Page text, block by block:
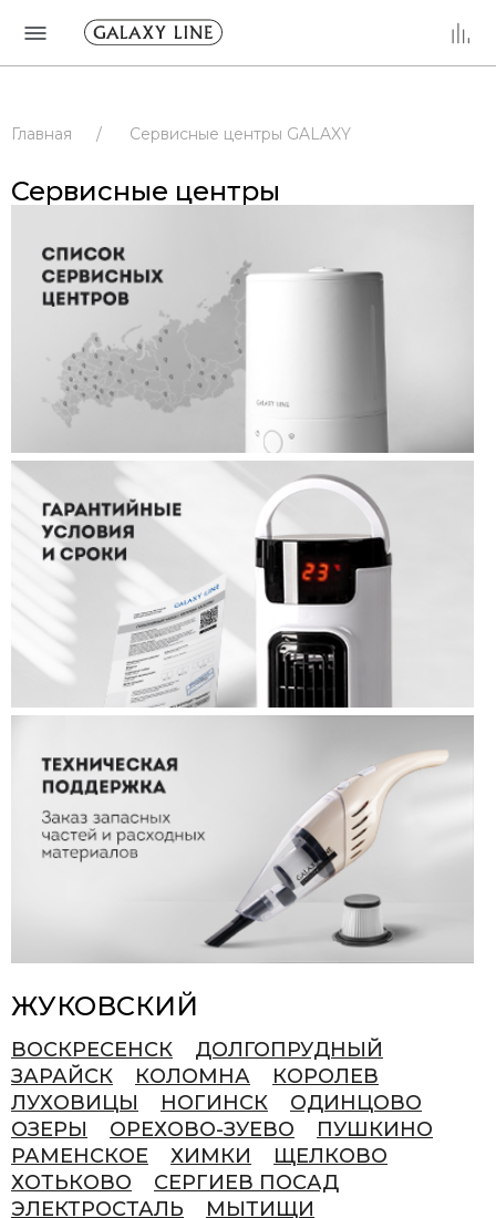
Главная / Сервисные центры GALAXY
Сервисные центры / РОССИЯ
МОСКОВСКАЯ ОБЛАСТЬ
Сервисные центры
ЖУКОВСКИЙ
ВОСКРЕСЕНСК
ДОЛГОПРУДНЫЙ
ЗАРАЙСК
КОЛОМНА
КОРОЛЕВ
ЛУХОВИЦЫ
НОГИНСК
ОДИНЦОВО
ОЗЕРЫ
ОРЕХОВО-ЗУЕВО
ПУШКИНО
РАМЕНСКОЕ
ХИМКИ
ЩЕЛКОВО
ХОТЬКОВО
СЕРГИЕВ ПОСАД
ЭЛЕКТРОСТАЛЬ
МЫТИЩИ